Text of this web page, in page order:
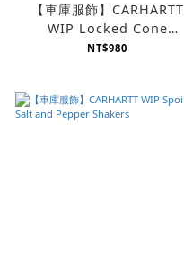
【車庫服飾】CARHARTT
WIP Locked Cone
Incense
NT$980